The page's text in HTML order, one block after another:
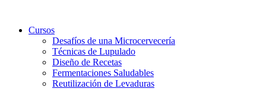
contenidoCursos
Desafíos de una Microcervecería
Técnicas de Lupulado
Diseño de Recetas
Fermentaciones Saludables
Reutilización de Levaduras